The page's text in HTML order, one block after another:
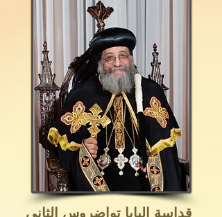
قداسة البابا تواضروس الثاني